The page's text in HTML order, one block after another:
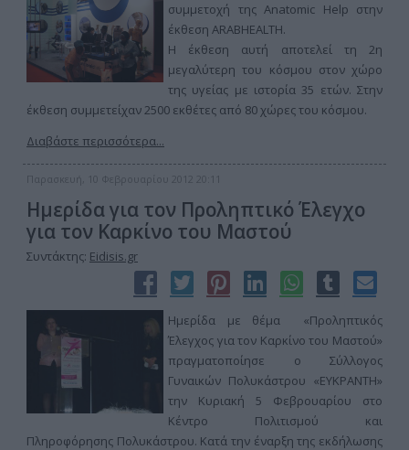
συμμετοχή της Anatomic Help στην
έκθεση ARABHEALTH.
Η έκθεση αυτή αποτελεί τη 2η
μεγαλύτερη του κόσμου στον χώρο
της υγείας με ιστορία 35 ετών. Στην
έκθεση συμμετείχαν 2500 εκθέτες από 80 χώρες του κόσμου.
Διαβάστε περισσότερα...
Παρασκευή, 10 Φεβρουαρίου 2012 20:11
Ημερίδα για τον Προληπτικό Έλεγχο
για τον Καρκίνο του Μαστού
Συντάκτης: Eidisis.gr
Ημερίδα με θέμα «Προληπτικός
Έλεγχος για τον Καρκίνο του Μαστού»
πραγματοποίησε ο Σύλλογος
Γυναικών Πολυκάστρου «ΕΥΚΡΑΝΤΗ»
την Κυριακή 5 Φεβρουαρίου στο
Κέντρο Πολιτισμού και
Πληροφόρησης Πολυκάστρου. Κατά την έναρξη της εκδήλωσης